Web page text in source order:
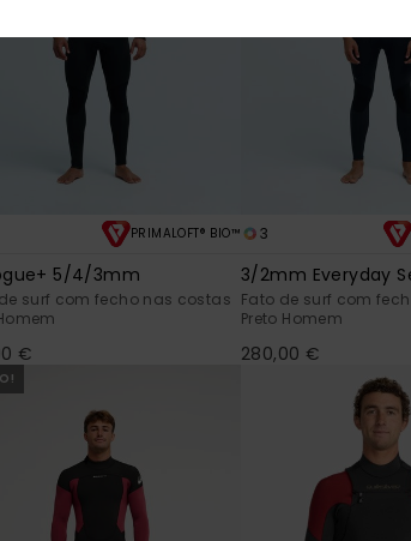
PRIMALOFT® BIO™
5/4/3mm
surf com fecho nas costas
€
3
3/2mm Everyday
Fato de surf com
Preto Homem
280,00 €